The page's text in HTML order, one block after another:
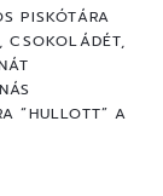
PISKÓTÁRA
CSOKOLÁDÉT,
“HULLOTT” A